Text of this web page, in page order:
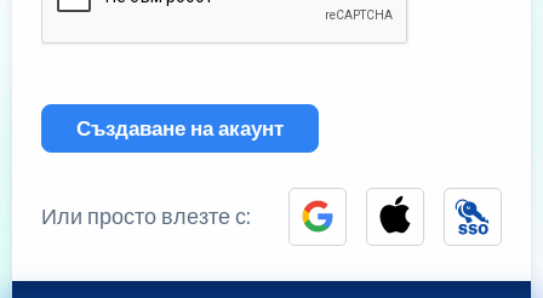
Създаване на акаунт
Или просто влезте с: